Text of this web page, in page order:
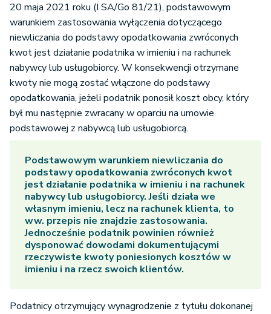
20 maja 2021 roku (I SA/Go 81/21), podstawowym
warunkiem zastosowania wyłączenia dotyczącego
niewliczania do podstawy opodatkowania zwróconych
kwot jest działanie podatnika w imieniu i na rachunek
nabywcy lub usługobiorcy. W konsekwencji otrzymane
kwoty nie mogą zostać włączone do podstawy
opodatkowania, jeżeli podatnik ponosił koszt obcy, który
był mu następnie zwracany w oparciu na umowie
podstawowej z nabywcą lub usługobiorcą.
Podstawowym warunkiem niewliczania do
podstawy opodatkowania zwróconych kwot
jest działanie podatnika w imieniu i na rachunek
nabywcy lub usługobiorcy. Jeśli działa we
własnym imieniu, lecz na rachunek klienta, to
ww. przepis nie znajdzie zastosowania.
Jednocześnie podatnik powinien również
dysponować dowodami dokumentującymi
rzeczywiste kwoty poniesionych kosztów w
imieniu i na rzecz swoich klientów.
Podatnicy otrzymujący wynagrodzenie z tytułu dokonanej